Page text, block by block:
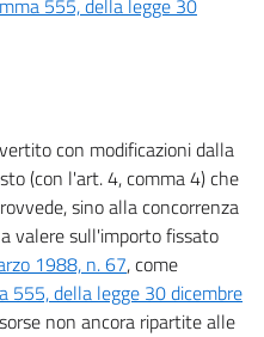
555, della legge 30
con modificazioni dalla
(con l'art. 4, comma 4) che
sino alla concorrenza
valere sull'importo fissato
1988, n. 67, come
555, della legge 30 dicembre
non ancora ripartite alle